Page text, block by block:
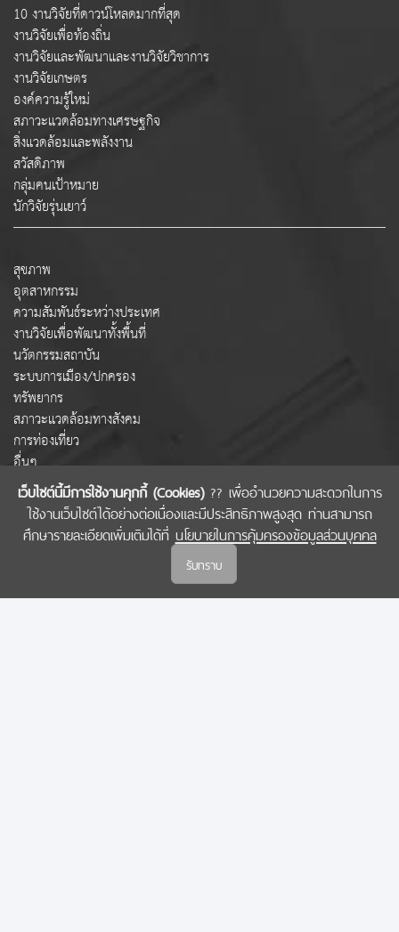
เว็บไซต์นี้มีการใช้งานคุกกี้ (Cookies)?? เพื่ออำนวยความสะดวกในการ
ใช้งานเว็บไซต์ได้อย่างต่อเนื่องและมีประสิทธิภาพสูงสุด ท่านสามารถ
ศึกษารายละเอียดเพิ่มเติมได้ที่ นโยบายในการคุ้มครองข้อมูลส่วนบุคคล
รับทราบ
10 งานวิจัยที่ดาวน์โหลดมากที่สุด
งานวิจัยเพื่อท้องถิ่น
งานวิจัยและพัฒนาและงานวิจัยวิชาการ
งานวิจัยเกษตร
องค์ความรู้ใหม่
สภาวะแวดล้อมทางเศรษฐกิจ
สิ่งแวดล้อมและพลังงาน
สวัสดิภาพ
กลุ่มคนเป้าหมาย
นักวิจัยรุ่นเยาว์
สุขภาพ
อุตสาหกรรม
ความสัมพันธ์ระหว่างประเทศ
งานวิจัยเพื่อพัฒนาทั้งพื้นที่
นวัตกรรมสถาบัน
ระบบการเมือง/ปกครอง
ทรัพยากร
สภาวะแวดล้อมทางสังคม
การท่องเที่ยว
อื่นๆ
COPYRIGHT © 2022 สำนักงานคณะกรรมการส่งเสริมวิทยาศาสตร์ วิจัยและนวัตกรรม
(สกสว.)
นโยบายในการคุ้มครองข้อมูลส่วนบุคคล